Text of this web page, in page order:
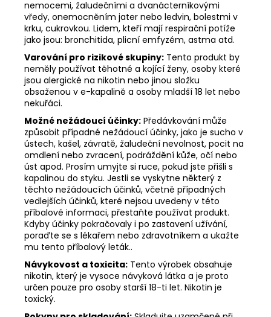
nemocemi, žaludečními a dvanácterníkovými
vředy, onemocněním jater nebo ledvin, bolestmi v
krku, cukrovkou. Lidem, kteří mají respirační potíže
jako jsou: bronchitida, plicní emfyzém, astma atd.
Varování pro rizikové skupiny: Tento produkt by
neměly používat těhotné a kojící ženy, osoby které
jsou alergické na nikotin nebo jinou složku
obsaženou v e-kapalině a osoby mladší 18 let nebo
nekuřáci.
Možné nežádoucí účinky: Předávkování může
způsobit případné nežádoucí účinky, jako je sucho v
ústech, kašel, závratě, žaludeční nevolnost, pocit na
omdlení nebo zvracení, podráždění kůže, očí nebo
úst apod. Prosím umyjte si ruce, pokud jste přišli s
kapalinou do styku. Jestli se vyskytne některý z
těchto nežádoucích účinků, včetně případných
vedlejších účinků, které nejsou uvedeny v této
příbalové informaci, přestaňte používat produkt.
Kdyby účinky pokračovaly i po zastavení užívání,
poraďte se s lékařem nebo zdravotníkem a ukažte
mu tento příbalový leták..
Návykovost a toxicita: Tento výrobek obsahuje
nikotin, který je vysoce návyková látka a je proto
určen pouze pro osoby starší 18-ti let. Nikotin je
toxický.